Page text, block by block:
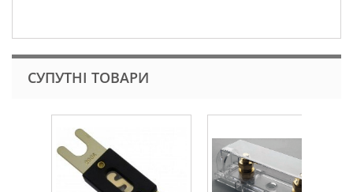
СУПУТНІ ТОВАРИ